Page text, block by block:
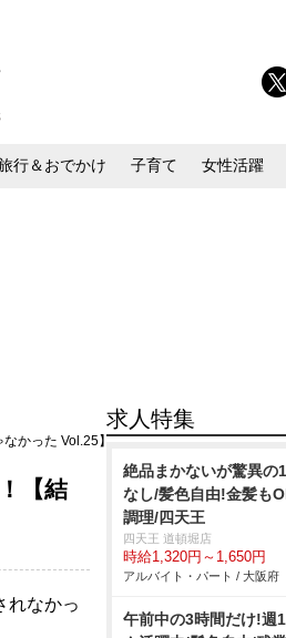
行＆おでかけ 子育て 女性活躍
かった Vol.25】
【結
れなかっ
求人特集
絶品まかないが驚異の
なし/髪色自由!金髪も
調理/四天王
四天王 道頓堀店
時給1,320円～1,650円
アルバイト・パート / 大阪府
午前中の3時間だけ!週